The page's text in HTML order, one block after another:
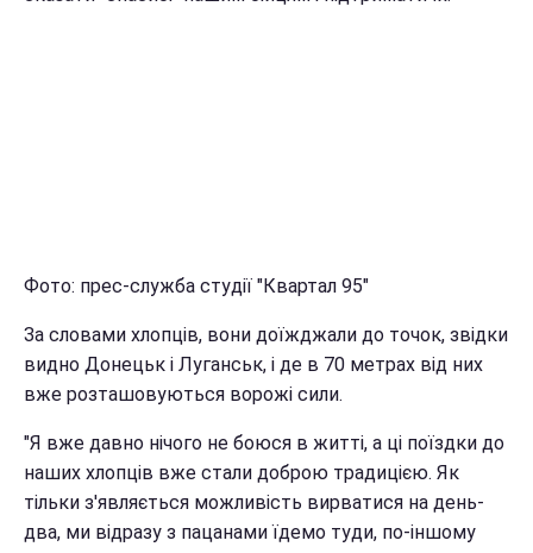
Фото: прес-служба студії "Квартал 95"
За словами хлопців, вони доїжджали до точок, звідки
видно Донецьк і Луганськ, і де в 70 метрах від них
вже розташовуються ворожі сили.
"Я вже давно нічого не боюся в житті, а ці поїздки до
наших хлопців вже стали доброю традицією. Як
тільки з'являється можливість вирватися на день-
два, ми відразу з пацанами їдемо туди, по-іншому